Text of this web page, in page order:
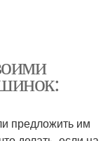
предложить им